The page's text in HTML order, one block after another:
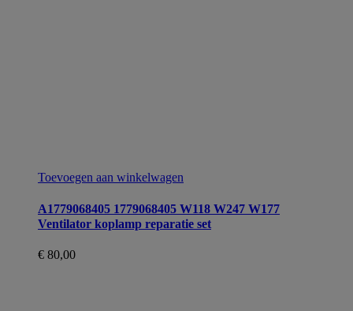
Toevoegen aan winkelwagen
A1779068405 1779068405 W118 W247 W177
Ventilator koplamp reparatie set
€ 80,00